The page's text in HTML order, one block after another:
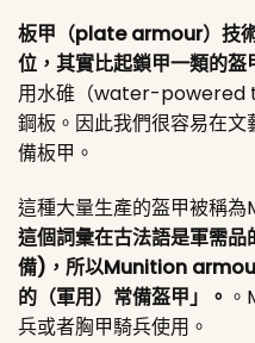
板甲（plate armour）技
位，其實比起鎖甲一類的盔
用水碓（water-powered
鋼板。因此我們很容易在
備板甲。
這種大量生產的盔甲被稱
這個詞彙在古法語是軍需
備)，所以Munition
的（軍用）常備盔甲」。
兵或者胸甲騎兵使用。